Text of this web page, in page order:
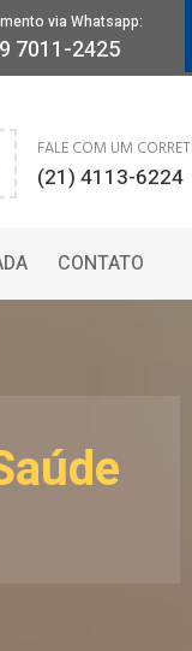
via Whatsapp:
7011-2425
FALE COM UM
(21) 4113-6224
CONTATO